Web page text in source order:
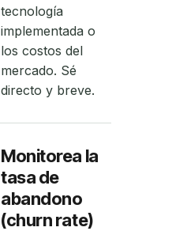
tecnología
implementada o
los costos del
mercado. Sé
directo y breve.
Monitorea la
tasa de
abandono
(churn rate)